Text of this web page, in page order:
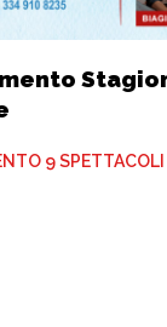
9 SPETTACOLI